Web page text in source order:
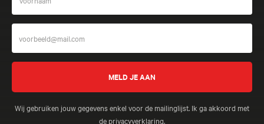
Wij gebruiken jouw gegevens enkel voor de mailinglijst. Ik ga akkoord met
de privacyverklaring.